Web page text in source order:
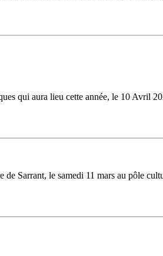
qui aura lieu cette année, le 10
Sarrant, le samedi 11 mars au pôle